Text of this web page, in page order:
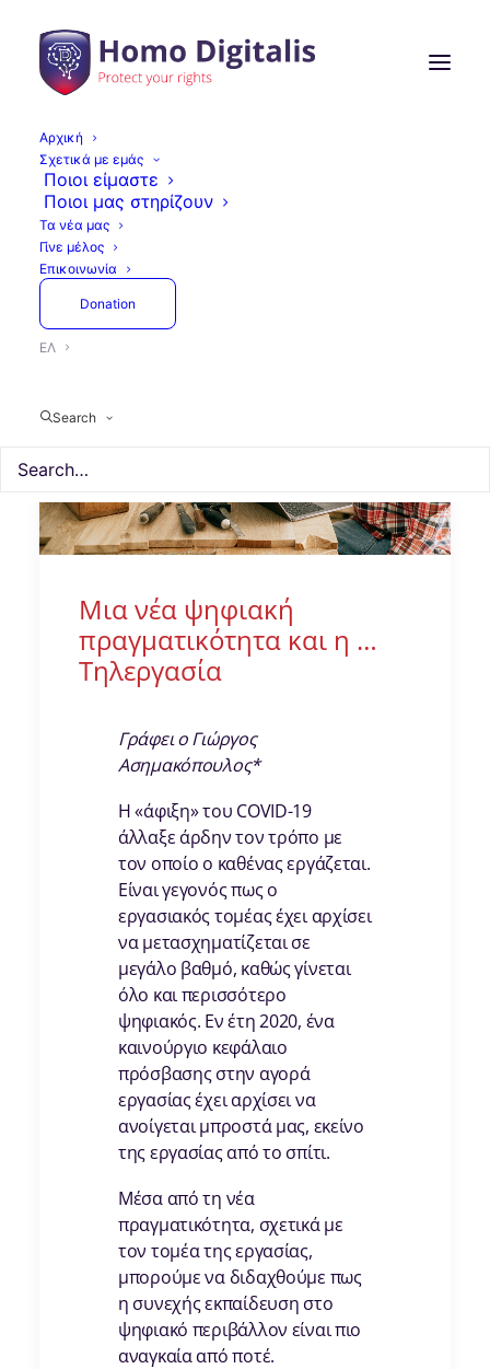
Αρχική
Σχετικά με εμάς
Ποιοι είμαστε
Ποιοι μας στηρίζουν
Τα νέα μας
Γίνε μέλος
Επικοινωνία
Donation
ΕΛ
Search
Μια νέα ψηφιακή
πραγματικότητα και η …
Τηλεργασία
Γράφει ο Γιώργος
Ασημακόπουλος*
Η «άφιξη» του COVID-19
άλλαξε άρδην τον τρόπο με
τον οποίο ο καθένας εργάζεται.
Είναι γεγονός πως ο
εργασιακός τομέας έχει αρχίσει
να μετασχηματίζεται σε
μεγάλο βαθμό, καθώς γίνεται
όλο και περισσότερο
ψηφιακός. Εν έτη 2020, ένα
καινούργιο κεφάλαιο
πρόσβασης στην αγορά
εργασίας έχει αρχίσει να
ανοίγεται μπροστά μας, εκείνο
της εργασίας από το σπίτι.
Μέσα από τη νέα
πραγματικότητα, σχετικά με
τον τομέα της εργασίας,
μπορούμε να διδαχθούμε πως
η συνεχής εκπαίδευση στο
ψηφιακό περιβάλλον είναι πιο
αναγκαία από ποτέ.